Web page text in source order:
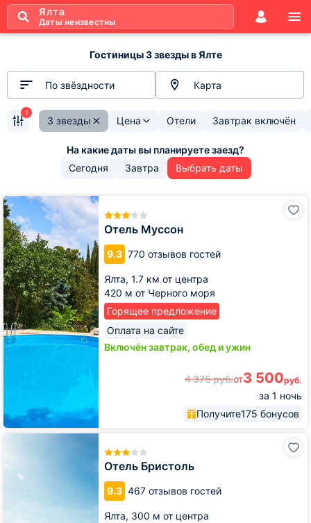
Ялта
Даты неизвестны
Гостиницы 3 звезды в Ялте
По звёздности Карта
3 звезды Цена Отели Завтрак включён
1
Сегодня Завтра Выбрать даты
Отель Муссон
9.3 770 отзывов гостей
Ялта, 1.7 км от центра
420 м от Черного моря
Горящее предложение
Оплата на сайте
Включён завтрак, обед и ужин
4 375руб.от3 500руб.
за 1 ночь
Получите175 бонусов
Отель
Муссон
Отель Бристоль
9.3 467 отзывов гостей
Ялта, 300 м от центра